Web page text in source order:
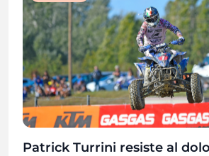
Patrick Turrini resiste al